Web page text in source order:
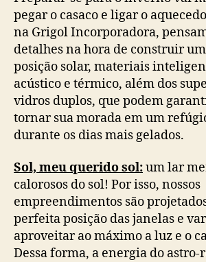
pegar o casaco e ligar o
na Grigol Incorporadora,
detalhes na hora de construir
posição solar, materiais
acústico e térmico, além dos
vidros duplos, que podem
tornar sua morada em um
durante os dias mais gelados.
Sol, meu querido sol:um lar
calorosos do sol! Por isso, nossos
empreendimentos são
perfeita posição das janelas e
aproveitar ao máximo a luz e o
Dessa forma, a energia do